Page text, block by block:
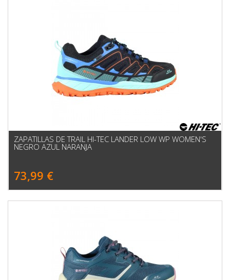
ZAPATILLAS DE TRAIL HI-TEC LANDER LOW WP WOMEN'S
NEGRO AZUL NARANJA
73,99 €